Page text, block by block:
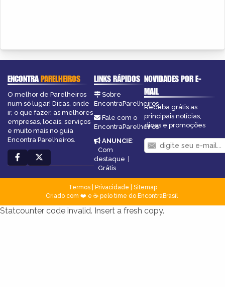
ENCONTRAPARELHEIROS
O melhor de Parelheiros
num só lugar! Dicas, onde
ir, o que fazer, as melhores
empresas, locais, serviços
e muito mais no guia
Encontra Parelheiros.
LINKS RÁPIDOS
Sobre
EncontraParelheiros
Fale com o
EncontraParelheiros
ANUNCIE:
Com
destaque |
Grátis
NOVIDADES POR E-
MAIL
Receba grátis as
principais notícias,
dicas e promoções
Termos| Privacidade
Sitemap
Criado com ❤️ e ☕ pelo time do EncontraBrasil
Statcounter code invalid. Insert a fresh copy.